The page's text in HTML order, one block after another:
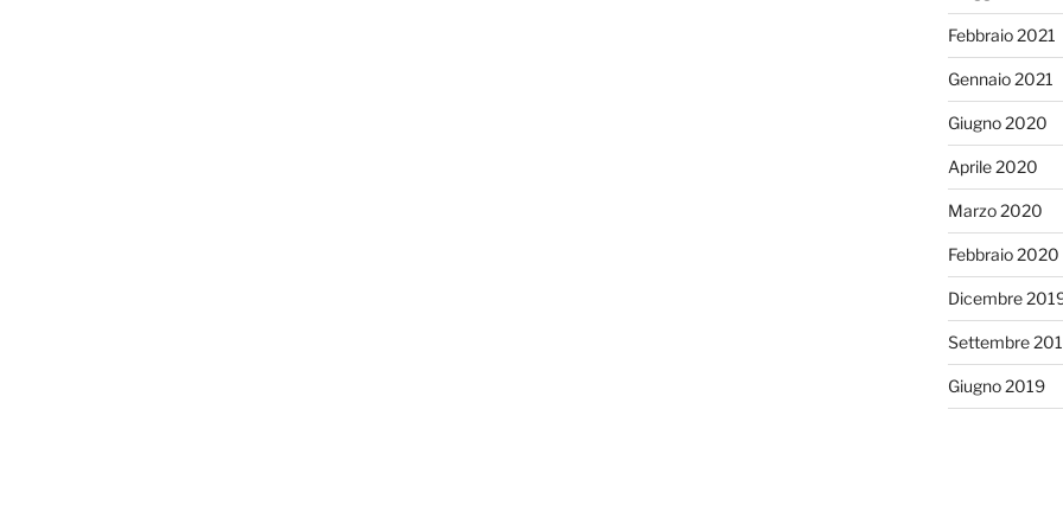
Febbraio 2021
Gennaio 2021
Giugno 2020
Aprile 2020
Marzo 2020
Febbraio 2020
Dicembre
Settembre
Giugno 2019